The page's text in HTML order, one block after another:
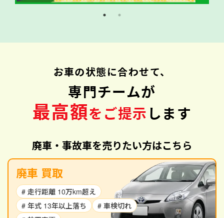
お車の状態に合わせて、
専門チームが
最高額をご提示 します
廃車・事故車を売りたい方はこちら
廃車 買取
# 走行距離 10万km超え
# 年式 13年以上落ち
# 車検切れ